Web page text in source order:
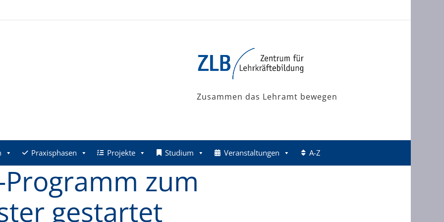
Zusammen das Lehramt bewegen
Praxisphasen Projekte Studium Veranstaltungen A-Z
Programm zum
gestartet